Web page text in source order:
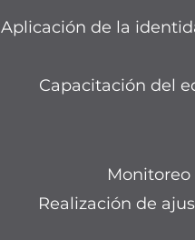
Aplicación de la
Capacitación del
Realización de